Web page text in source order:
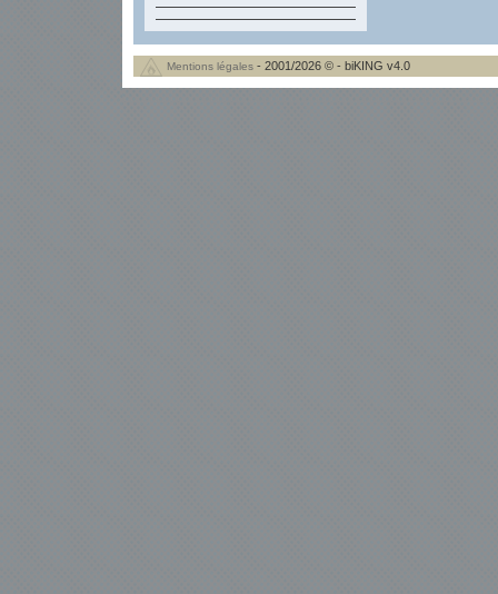
Mentions légales - 2001/2026 © - biKING v4.0